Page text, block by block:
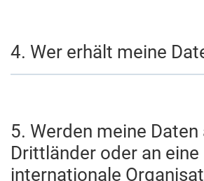
4. Wer erhält meine
5. Werden meine Daten
Drittländer oder an eine
internationale